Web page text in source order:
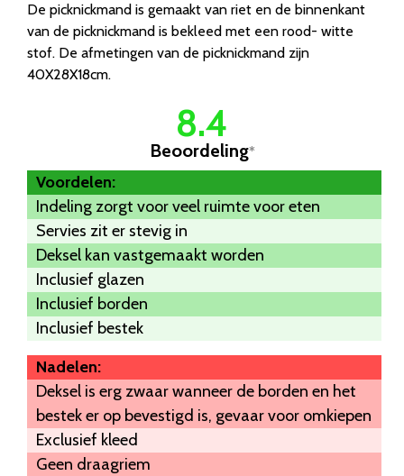
De picknickmand is gemaakt van riet en de binnenkant
van de picknickmand is bekleed met een rood- witte
stof. De afmetingen van de picknickmand zijn
40X28X18cm.
8.4
Beoordeling*
Voordelen:
Indeling zorgt voor veel ruimte voor eten
Servies zit er stevig in
Deksel kan vastgemaakt worden
Inclusief glazen
Inclusief borden
Inclusief bestek
Nadelen:
Deksel is erg zwaar wanneer de borden en het
bestek er op bevestigd is, gevaar voor omkiepen
Exclusief kleed
Geen draagriem